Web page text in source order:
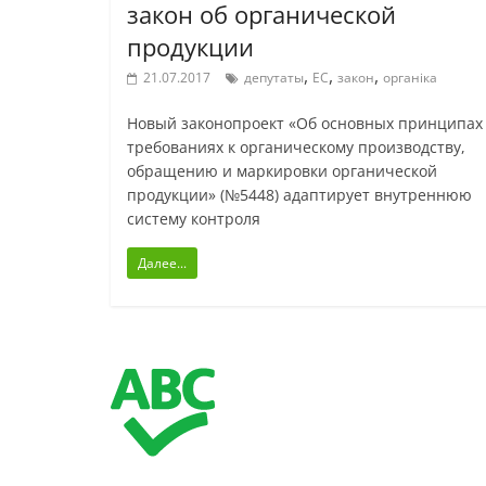
закон об органической
продукции
21.07.2017 депутаты, ЕС, закон, органіка
Новый законопроект «Об основных
требованиях к органическому производству,
обращению и маркировки органической
продукции» (№5448) адаптирует внутреннюю
систему контроля
Далее...